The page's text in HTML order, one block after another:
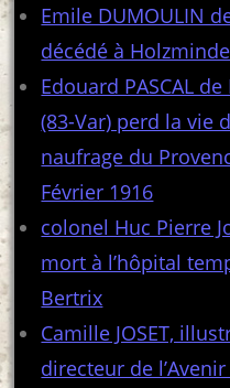
Emile DUMOULIN
décédé à
Edouard PASCAL
(83-Var) perd la vie
naufrage du
Février 1916
colonel Huc Pierre
mort à l’hôpital
Bertrix
Camille JOSET,
directeur de